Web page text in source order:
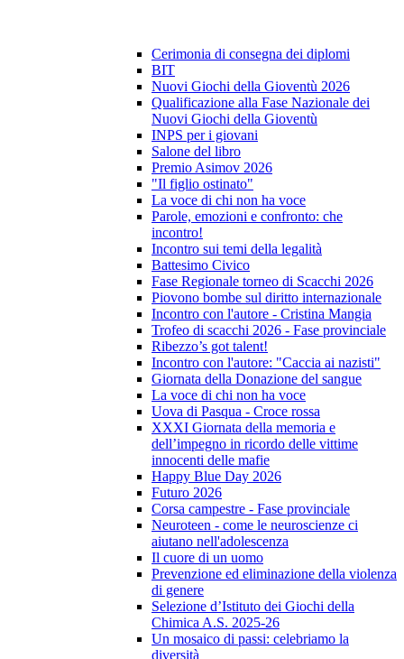
Cerimonia di consegna dei diplomi
BIT
Nuovi Giochi della Gioventù 2026
Qualificazione alla Fase Nazionale dei
Nuovi Giochi della Gioventù
INPS per i giovani
Salone del libro
Premio Asimov 2026
"Il figlio ostinato"
La voce di chi non ha voce
Parole, emozioni e confronto: che
incontro!
Incontro sui temi della legalità
Battesimo Civico
Fase Regionale torneo di Scacchi 2026
Piovono bombe sul diritto internazionale
Incontro con l'autore - Cristina Mangia
Trofeo di scacchi 2026 - Fase provinciale
Ribezzo’s got talent!
Incontro con l'autore: "Caccia ai nazisti"
Giornata della Donazione del sangue
La voce di chi non ha voce
Uova di Pasqua - Croce rossa
XXXI Giornata della memoria e
dell’impegno in ricordo delle vittime
innocenti delle mafie
Happy Blue Day 2026
Futuro 2026
Corsa campestre - Fase provinciale
Neuroteen - come le neuroscienze ci
aiutano nell'adolescenza
Il cuore di un uomo
Prevenzione ed eliminazione della violenza
di genere
Selezione d’Istituto dei Giochi della
Chimica A.S. 2025-26
Un mosaico di passi: celebriamo la
diversità